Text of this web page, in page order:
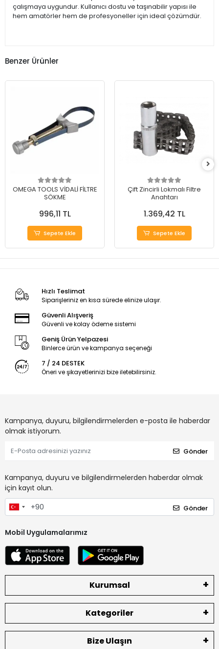
çalışmaya uygundur. Kullanıcı dostu ve taşınabilir yapısı ile
hem amatörler hem de profesyoneller için ideal çözümdür.
Benzer Ürünler
OMEGA TOOLS VİDALİ FİLTRE
SÖKME
996,11 TL
Sepete Ekle
Çift Zincirli Lokmalı Filtre
Anahtarı
1.369,42 TL
Sepete Ekle
Hızlı Teslimat
Siparişleriniz en kısa sürede elinize ulaşır.
Güvenli Alışveriş
Güvenli ve kolay ödeme sistemi
Geniş Ürün Yelpazesi
Binlerce ürün ve kampanya seçeneği
7 / 24 DESTEK
Öneri ve şikayetlerinizi bize iletebilirsiniz.
Kampanya, duyuru, bilgilendirmelerden e-posta ile haberdar
olmak istiyorum.
Gönder
Kampanya, duyuru ve bilgilendirmelerden haberdar olmak
için kayıt olun.
Gönder
Mobil Uygulamalarımız
Kurumsal
Kategoriler
Bize Ulaşın